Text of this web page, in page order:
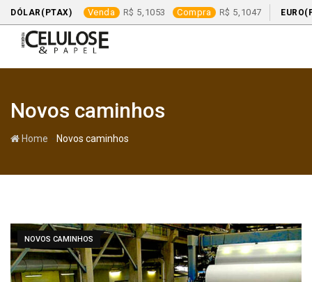
DÓLAR(PTAX) Venda 5,1053 Compra 5,1047
content
Novos caminhos
Home - Novos caminhos
NOVOS CAMINHOS